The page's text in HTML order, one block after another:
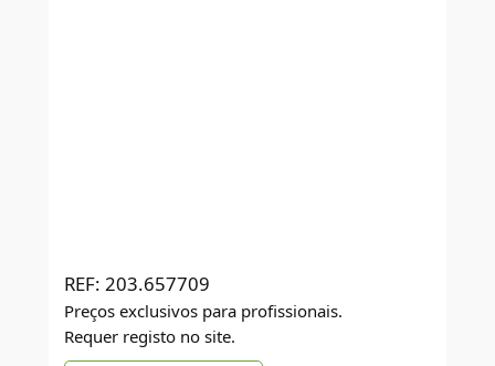
REF: 203.657709
Preços exclusivos para profissionais.
Requer registo no site.